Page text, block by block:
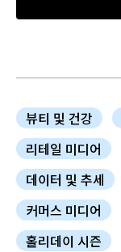
뷰티 및 건강
리테일 미디어
데이터 및 추세
커머스 미디어
홀리데이 시즌